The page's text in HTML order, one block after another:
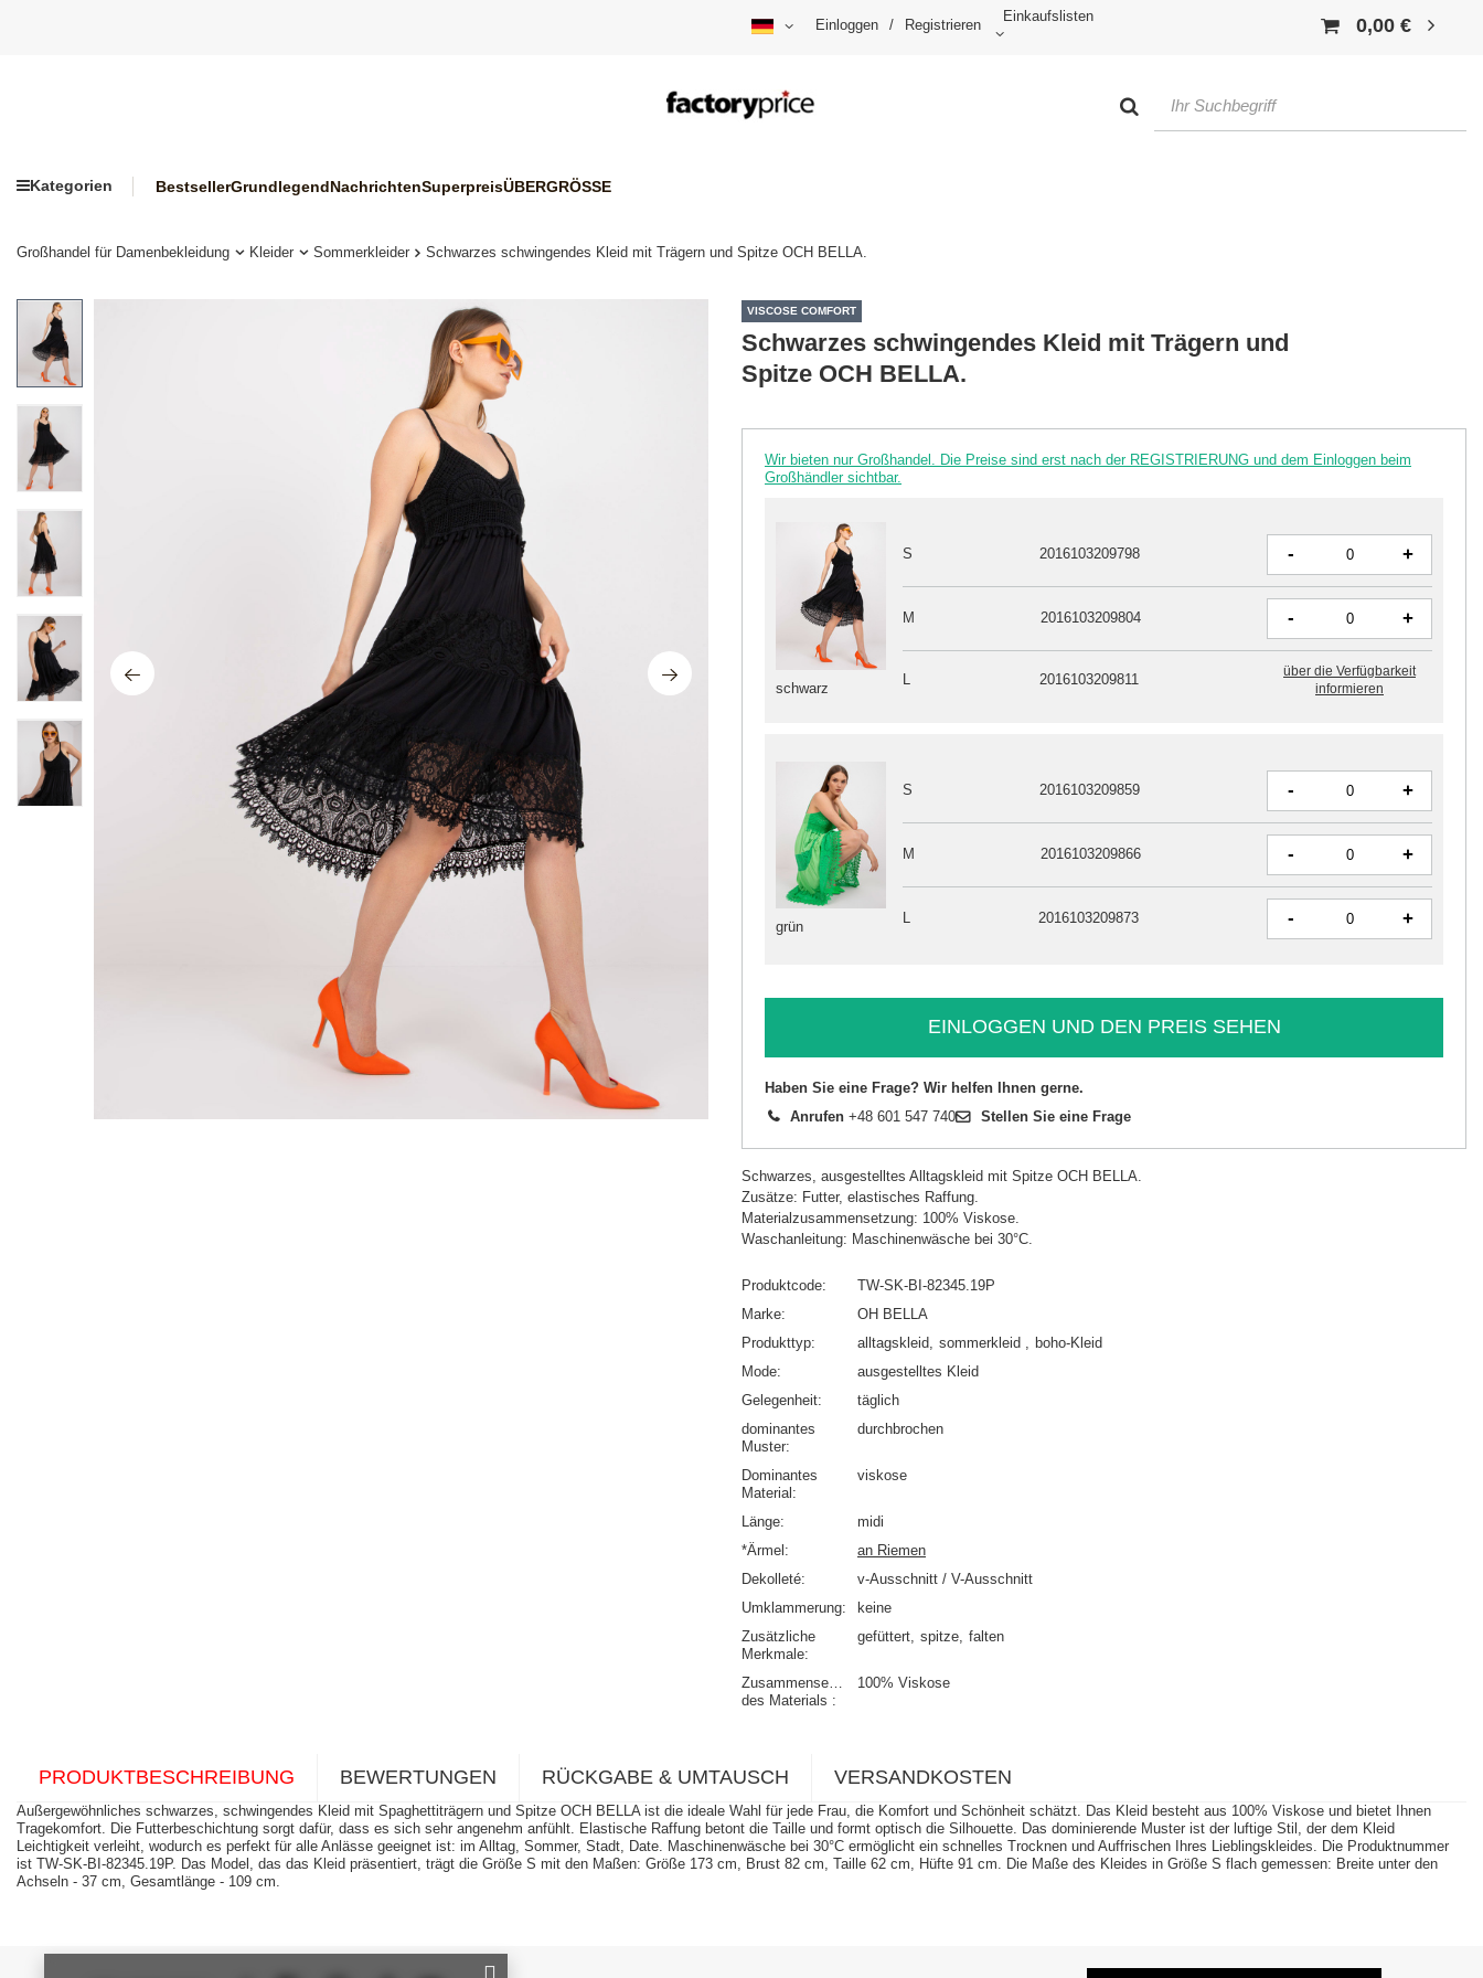
Einloggen / Registrieren
Einkaufslisten 0,00 €
Kategorien BestsellerGrundlegendNachrichtenSuperpreisÜBERGRÖSSE
Großhandel für Damenbekleidung Kleider Sommerkleider Schwarzes schwingendes Kleid mit Trägern und Spitze OCH BELLA.
VISCOSE COMFORT
Schwarzes schwingendes Kleid mit Trägern und
Spitze OCH BELLA.
Wir bieten nur Großhandel. Die Preise sind erst nach der REGISTRIERUNG und dem Einloggen beim
Großhändler sichtbar.
grün
S 2016103209859 - +
M 2016103209866 - +
L 2016103209873 - +
schwarz
S 2016103209798 - +
M 2016103209804 - +
L 2016103209811
über die Verfügbarkeit
informieren
EINLOGGEN UND DEN PREIS SEHEN
Haben Sie eine Frage? Wir helfen Ihnen gerne.
Anrufen +48 601 547 740 Stellen Sie eine Frage
Schwarzes, ausgestelltes Alltagskleid mit Spitze OCH BELLA.
Zusätze: Futter, elastisches Raffung.
Materialzusammensetzung: 100% Viskose.
Waschanleitung: Maschinenwäsche bei 30°C.
Produktcode
TW-SK-BI-82345.19P
Marke
OH BELLA
Produkttyp
alltagskleid sommerkleid
boho-Kleid
Mode
ausgestelltes Kleid
Gelegenheit
täglich
dominantes
Muster
durchbrochen
Dominantes
Material
viskose
Länge
midi
*Ärmel
an Riemen
Dekolleté
v-Ausschnitt / V-Ausschnitt
Umklammerung
keine
Zusätzliche
Merkmale
gefüttert spitze falten
Zusammensetzung
des Materials
100% Viskose
PRODUKTBESCHREIBUNG BEWERTUNGEN RÜCKGABE & UMTAUSCH VERSANDKOSTEN
Außergewöhnliches schwarzes, schwingendes Kleid mit Spaghettiträgern und Spitze OCH BELLA ist die ideale Wahl für jede Frau, die Komfort und Schönheit schätzt. Das Kleid besteht aus 100% Viskose und bietet Ihnen
Tragekomfort. Die Futterbeschichtung sorgt dafür, dass es sich sehr angenehm anfühlt. Elastische Raffung betont die Taille und formt optisch die Silhouette. Das dominierende Muster ist der luftige Stil, der dem Kleid
Leichtigkeit verleiht, wodurch es perfekt für alle Anlässe geeignet ist: im Alltag, Sommer, Stadt, Date. Maschinenwäsche bei 30°C ermöglicht ein schnelles Trocknen und Auffrischen Ihres Lieblingskleides. Die Produktnummer
ist TW-SK-BI-82345.19P. Das Model, das das Kleid präsentiert, trägt die Größe S mit den Maßen: Größe 173 cm, Brust 82 cm, Taille 62 cm, Hüfte 91 cm. Die Maße des Kleides in Größe S flach gemessen: Breite unter den
Achseln - 37 cm, Gesamtlänge - 109 cm.